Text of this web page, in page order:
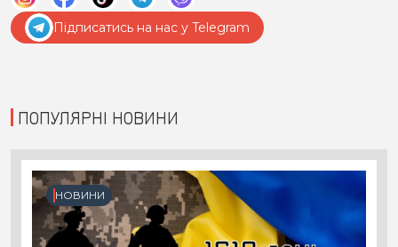
Підписатись на нас у Telegram
ПОПУЛЯРНІ НОВИНИ
НОВИНИ